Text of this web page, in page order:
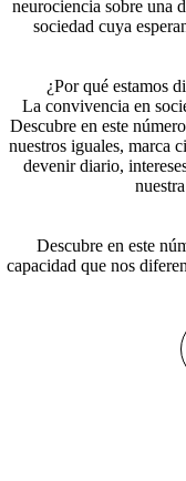
neurociencia sobre una
sociedad cuya
¿Por qué estamos
La convivencia en
Descubre en este
nuestros iguales, marca
devenir diario,
Descubre en este
capacidad que nos